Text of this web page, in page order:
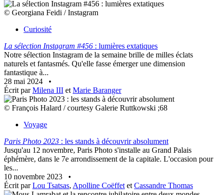
© Georgiana Feidi / Instagram
Curiosité
La sélection Instagram #456 : lumières extatiques
Notre sélection Instagram de la semaine brille de milles éclats
naturels et fantasmés. Qu'elle fasse émerger une dimension
fantastique à...
28 mai 2024
•
Écrit parMilena III et Marie Baranger
© François Halard / courtesy Galerie Ruttkowski ;68
Voyage
Paris Photo 2023 : les stands à découvrir absolument
Jusqu'au 12 novembre, Paris Photo s'installe au Grand Palais
éphémère, dans le 7e arrondissement de la capitale. L'occasion pour
les...
10 novembre 2023
•
Écrit parLou Tsatsas, Apolline Coëffet et Cassandre Thomas